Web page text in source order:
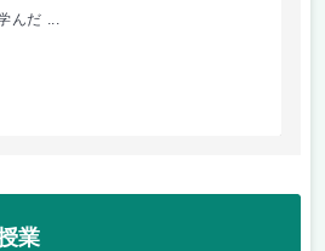
んだ ...
業